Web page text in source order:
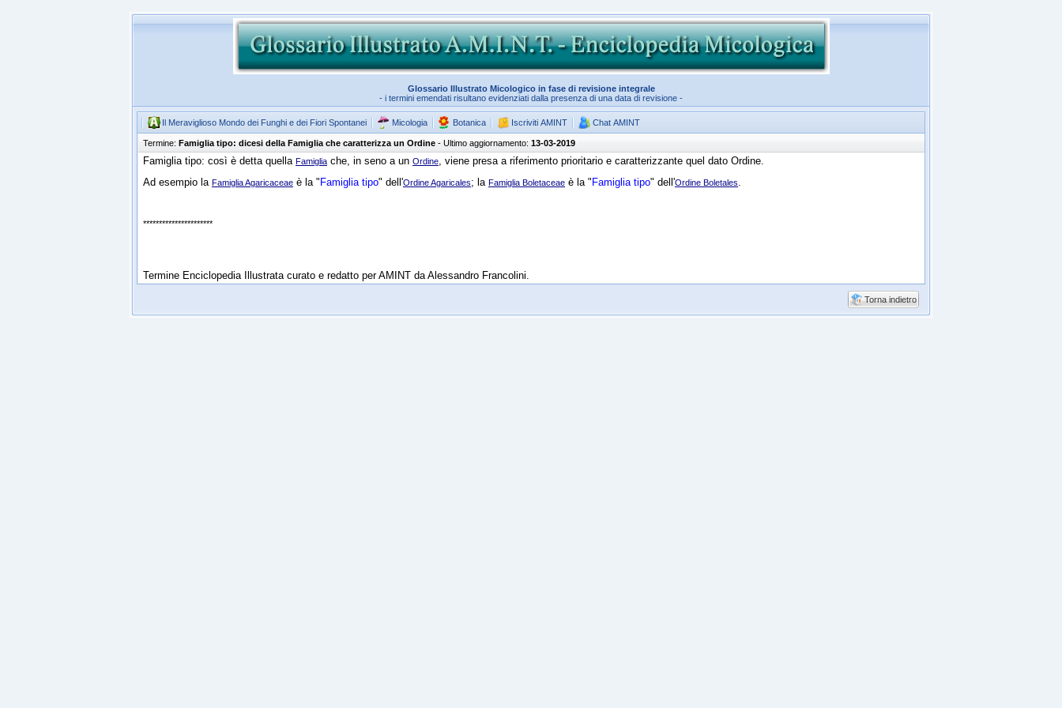
Glossario Illustrato Micologico in fase di revisione integrale
- i termini emendati risultano evidenziati dalla presenza di una data di revisione -
Il Meraviglioso Mondo dei Funghi e dei Fiori Spontanei Micologia Botanica Iscriviti AMINT Chat AMINT
Termine: Famiglia tipo: dicesi della Famiglia che caratterizza un Ordine - Ultimo aggiornamento: 13-03-2019
Famiglia tipo: così è detta quella Famiglia che, in seno a un Ordine, viene presa a riferimento prioritario e caratterizzante quel dato Ordine.
Ad esempio la Famiglia Agaricaceae è la " Famiglia tipo" dell'Ordine Agaricales; la Famiglia Boletaceae è la " Famiglia tipo" dell'Ordine Boletales.
**********************
Termine Enciclopedia Illustrata curato e redatto per AMINT da Alessandro Francolini.
Torna indietro